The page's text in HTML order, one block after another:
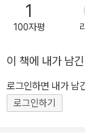
1
100자평
이 책에 내가 남
로그인하면 내가 남
로그인하기